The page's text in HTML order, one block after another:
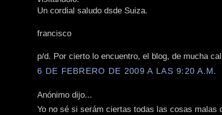
Un cordial saludo dsde Suiza.
francisco
p/d. Por cierto lo encuentro, el blog, de mucha
6 DE FEBRERO DE 2009 A LAS 9:20 A.M.
Anónimo dijo...
Yo no sé si serám ciertas todas las cosas malas